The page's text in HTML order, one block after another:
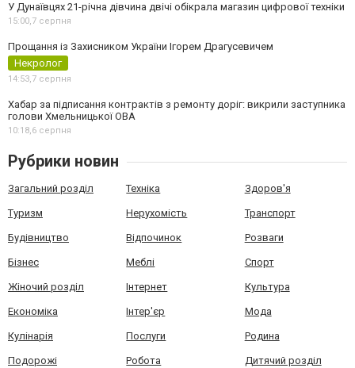
У Дунаївцях 21-річна дівчина двічі обікрала магазин цифрової техніки
15:00,7 серпня
Прощання із Захисником України Ігорем Драгусевичем
Некролог
14:53,7 серпня
Хабар за підписання контрактів з ремонту доріг: викрили заступника
голови Хмельницької ОВА
10:18,6 серпня
Рубрики новин
Загальний розділ Техніка Здоров'я
Туризм Нерухомість Транспорт
Будівництво Відпочинок Розваги
Бізнес Меблі Спорт
Жіночий розділ Інтернет Культура
Економіка Інтер'єр Мода
Кулінарія Послуги Родина
Подорожі Робота Дитячий розділ